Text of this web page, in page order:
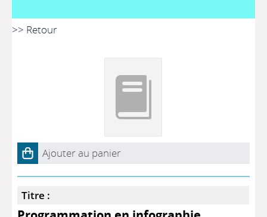
>> Retour
Ajouter au panier
Titre :